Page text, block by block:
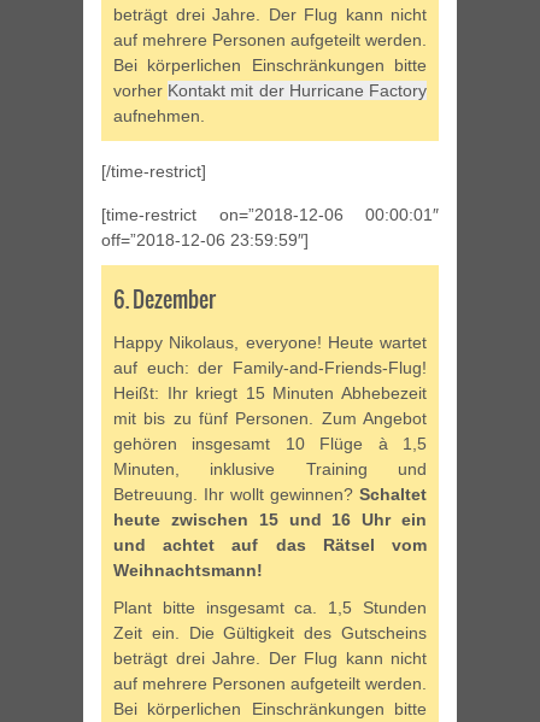
beträgt drei Jahre. Der Flug kann nicht
auf mehrere Personen aufgeteilt werden.
Bei körperlichen Einschränkungen bitte
vorher Kontakt mit der Hurricane Factory
aufnehmen.
[/time-restrict]
[time-restrict on=”2018-12-06 00:00:01″
off=”2018-12-06 23:59:59″]
6. Dezember
Happy Nikolaus, everyone! Heute wartet
auf euch: der Family-and-Friends-Flug!
Heißt: Ihr kriegt 15 Minuten Abhebezeit
mit bis zu fünf Personen. Zum Angebot
gehören insgesamt 10 Flüge à 1,5
Minuten, inklusive Training und
Betreuung. Ihr wollt gewinnen? Schaltet
heute zwischen 15 und 16 Uhr ein
und achtet auf das Rätsel vom
Weihnachtsmann!
Plant bitte insgesamt ca. 1,5 Stunden
Zeit ein. Die Gültigkeit des Gutscheins
beträgt drei Jahre. Der Flug kann nicht
auf mehrere Personen aufgeteilt werden.
Bei körperlichen Einschränkungen bitte